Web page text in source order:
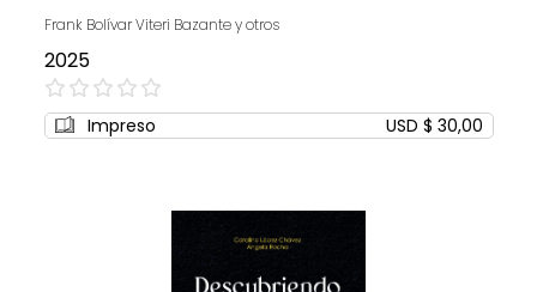
Frank Bolívar Viteri Bazante y otros
2025
0%
Impreso USD $ 30,00